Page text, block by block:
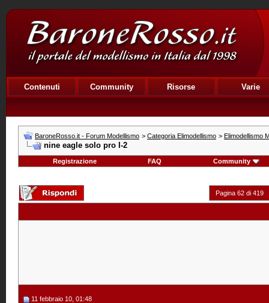
Contenuti Community Risorse Varie
BaroneRosso.it - Forum Modellismo > Categoria Elimodellismo > Elimodellismo
nine eagle solo pro I-2
Registrazione FAQ Community
Pagina 62 di 419
11 febbraio 10, 01:48